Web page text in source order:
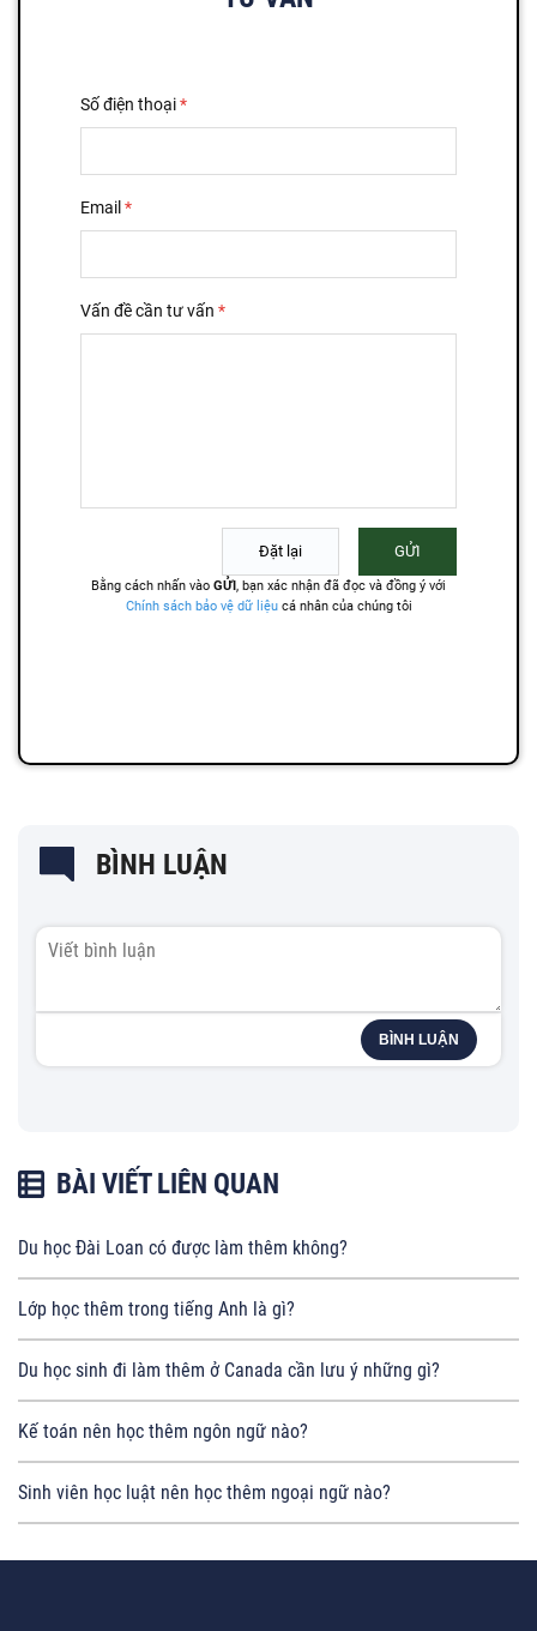
BÌNH LUẬN
BÌNH LUẬN
BÀI VIẾT LIÊN QUAN
Du học Đài Loan có được làm thêm không?
Lớp học thêm trong tiếng Anh là gì?
Du học sinh đi làm thêm ở Canada cần lưu ý những gì?
Kế toán nên học thêm ngôn ngữ nào?
Sinh viên học luật nên học thêm ngoại ngữ nào?